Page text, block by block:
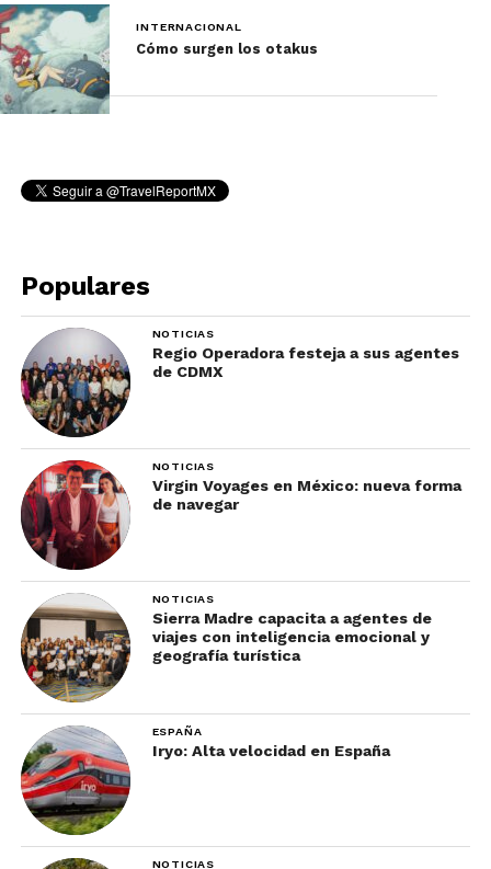
INTERNACIONAL
Cómo surgen los otakus
Populares
NOTICIAS
Regio Operadora festeja a sus agentes
de CDMX
NOTICIAS
Virgin Voyages en México: nueva forma
de navegar
NOTICIAS
Sierra Madre capacita a agentes de
viajes con inteligencia emocional y
geografía turística
ESPAÑA
Iryo: Alta velocidad en España
NOTICIAS